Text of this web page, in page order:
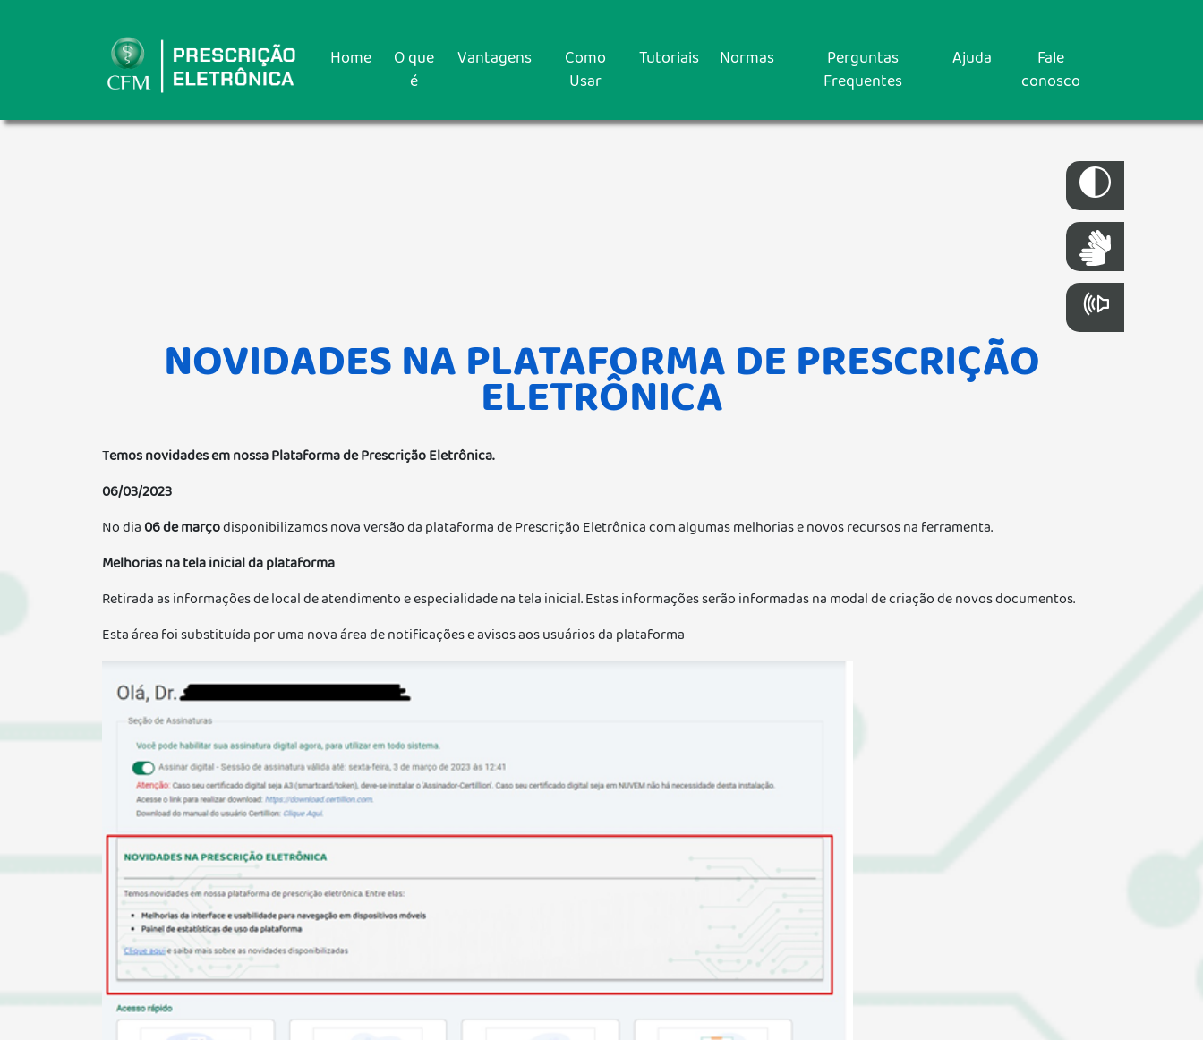
Home
O que
é
Vantagens
Como
Usar
Tutoriais Normas
Perguntas
Frequentes
Ajuda
Fale
conosco
NOVIDADES NA PLATAFORMA DE PRESCRIÇÃO
ELETRÔNICA
Temos novidades em nossa Plataforma de Prescrição Eletrônica.
06/03/2023
No dia06 de marçodisponibilizamos nova versão da plataforma de Prescrição Eletrônica com algumas melhorias e novos recursos na ferramenta.
Melhorias na tela inicial da plataforma
Retirada as informações de local de atendimento e especialidade na tela inicial. Estas informações serão informadas na modal de criação de novos documentos.
Esta área foi substituída por uma nova área de notificações e avisos aos usuários da plataforma